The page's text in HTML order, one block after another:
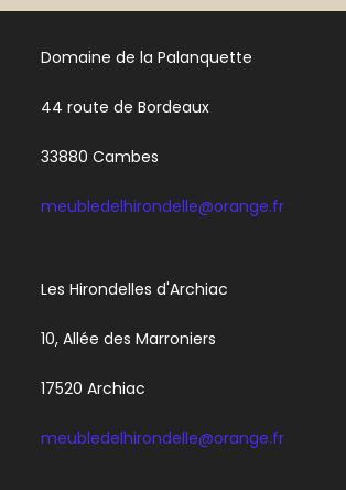
Domaine de la Palanquette
44 route de Bordeaux
33880 Cambes
meubledelhirondelle@orange.fr
Les Hirondelles d'Archiac
10, Allée des Marroniers
17520 Archiac
meubledelhirondelle@orange.fr